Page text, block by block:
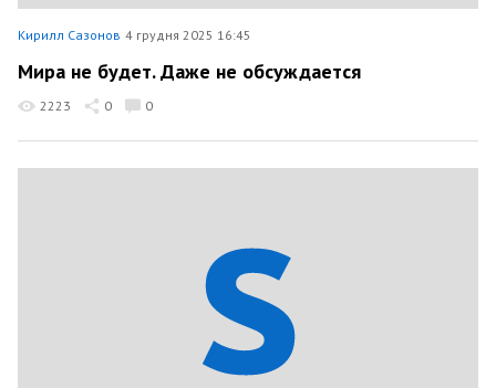
Кирилл Сазонов 4 грудня 2025 16:45
Мира не будет. Даже не обсуждается
2223 0 0